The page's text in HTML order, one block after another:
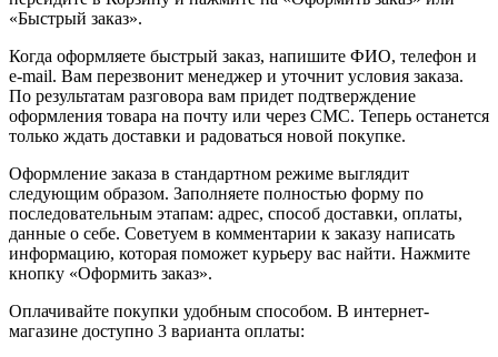
«Быстрый заказ».
Когда оформляете быстрый заказ, напишите ФИО, телефон и
e-mail. Вам перезвонит менеджер и уточнит условия заказа.
По результатам разговора вам придет подтверждение
оформления товара на почту или через СМС. Теперь останется
только ждать доставки и радоваться новой покупке.
Оформление заказа в стандартном режиме выглядит
следующим образом. Заполняете полностью форму по
последовательным этапам: адрес, способ доставки, оплаты,
данные о себе. Советуем в комментарии к заказу написать
информацию, которая поможет курьеру вас найти. Нажмите
кнопку «Оформить заказ».
Оплачивайте покупки удобным способом. В интернет-
магазине доступно 3 варианта оплаты: